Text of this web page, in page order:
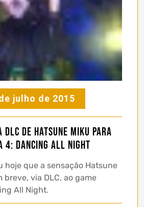
julho de 2015
de Hatsune Miku para
4: Dancing All Night
hoje que a sensação Hatsune
breve, via DLC, ao game
All Night.